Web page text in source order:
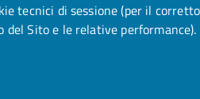
tecnici di sessione (per il
del Sito e le relative performance).